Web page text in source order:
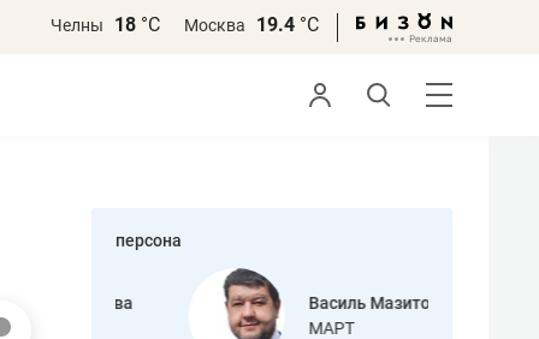
Челны 18 °С Москва 19.4 °С
персона
Василь Мазитов
МАРТ